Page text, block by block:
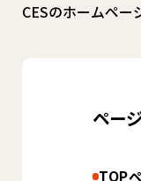
CESのホームペー
ペー
TOP